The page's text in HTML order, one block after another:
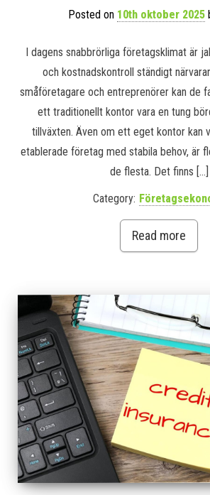
Posted on 10th oktober 2025
I dagens snabbrörliga företagsklimat är
och kostnadskontroll ständigt
småföretagare och entreprenörer kan de
ett traditionellt kontor vara en tung
tillväxten. Även om ett eget kontor kan
etablerade företag med stabila behov, är
de flesta. Det finns […]
Category:
Read more